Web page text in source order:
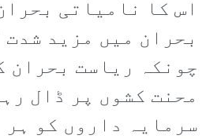
اس کا نامیاتی
بحران میں مزید
چونکہ ریاست بحران
محنت کشوں پر ڈال
سرمایہ داروں کو